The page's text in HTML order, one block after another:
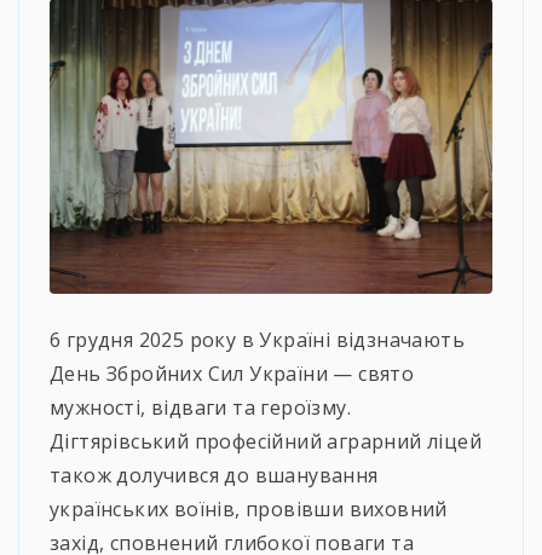
6 грудня 2025 року в Україні відзначають
День Збройних Сил України — свято
мужності, відваги та героїзму.
Дігтярівський професійний аграрний ліцей
також долучився до вшанування
українських воїнів, провівши виховний
захід, сповнений глибокої поваги та